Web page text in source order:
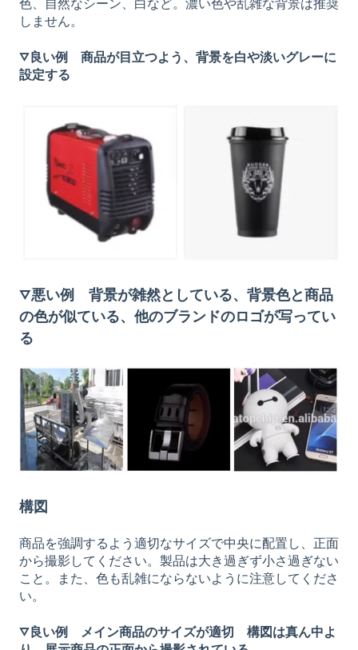
色、自然なシーン、白など。濃い色や乱雑な背景は推奨
しません。
▽良い例 商品が目立つよう、背景を白や淡いグレーに
設定する
▽悪い例 背景が雑然としている、背景色と商品
の色が似ている、他のブランドのロゴが写ってい
る
構図
商品を強調するよう適切なサイズで中央に配置し、正面
から撮影してください。製品は大き過ぎず小さ過ぎない
こと。また、色も乱雑にならないように注意してくださ
い。
▽良い例 メイン商品のサイズが適切 構図は真ん中よ